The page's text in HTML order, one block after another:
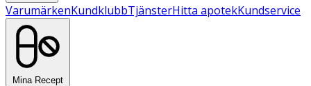
VarumärkenKundklubbTjänsterHitta apotekKundservice
Mina Recept